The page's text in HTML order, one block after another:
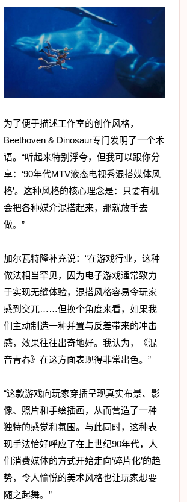
为了便于描述工作室的创作风格，
Beethoven & Dinosaur专门发明了一个术
语。“听起来特别浮夸，但我可以跟你分
享：‘90年代MTV液态电视秀混搭媒体风
格’。这种风格的核心理念是：只要有机
会把各种媒介混搭起来，那就放手去
做。”
加尔瓦特隆补充说：“在游戏行业，这种
做法相当罕见，因为电子游戏通常致力
于实现无缝体验，混搭风格容易令玩家
感到突兀……但换个角度来看，如果我
们主动制造一种并置与反差带来的冲击
感，效果往往出奇地好。我认为，《混
音青春》在这方面表现得非常出色。”
“这款游戏向玩家穿插呈现真实布景、影
像、照片和手绘插画，从而营造了一种
独特的感觉和氛围。与此同时，这种表
现手法恰好呼应了在上世纪90年代，人
们消费媒体的方式开始走向‘碎片化’的趋
势，令人愉悦的美术风格也让玩家想要
随之起舞。”